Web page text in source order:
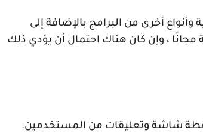
أخرى من البرامج بالإضافة إلى
مجانًا ، وإن كان هناك احتمال أن يؤدي ذلك
شاشة وتعليقات من المستخدمين.